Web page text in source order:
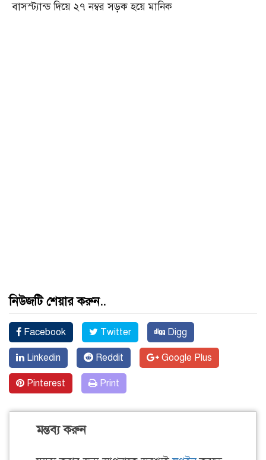
বাসস্ট্যান্ড দিয়ে ২৭ নম্বর সড়ক হয়ে মানিক
নিউজটি শেয়ার করুন..
Facebook Twitter Digg
Linkedin Reddit Google Plus
Pinterest Print
মন্তব্য করুন